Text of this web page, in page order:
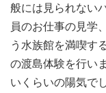
般には見られない
員のお仕事の見学
う水族館を満喫す
の渡島体験を行い
いくらいの陽気で